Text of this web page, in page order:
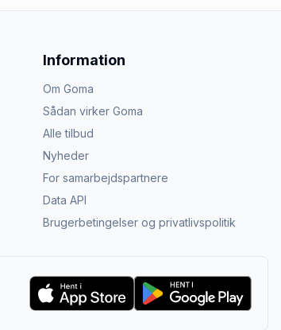
Information
Om Goma
Sådan virker Goma
Alle tilbud
Nyheder
For samarbejdspartnere
Data API
Brugerbetingelser og privatlivspolitik